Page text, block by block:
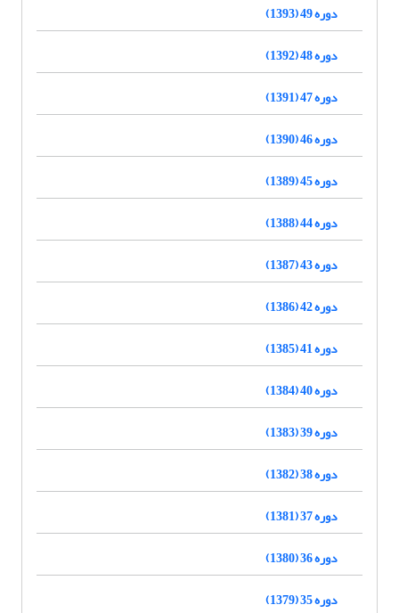
دوره 49 (1393)
دوره 48 (1392)
دوره 47 (1391)
دوره 46 (1390)
دوره 45 (1389)
دوره 44 (1388)
دوره 43 (1387)
دوره 42 (1386)
دوره 41 (1385)
دوره 40 (1384)
دوره 39 (1383)
دوره 38 (1382)
دوره 37 (1381)
دوره 36 (1380)
دوره 35 (1379)